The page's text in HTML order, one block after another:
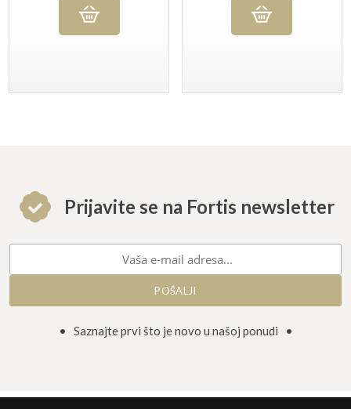
Prijavite se na Fortis newsletter
• Saznajte prvi što je novo u našoj ponudi •